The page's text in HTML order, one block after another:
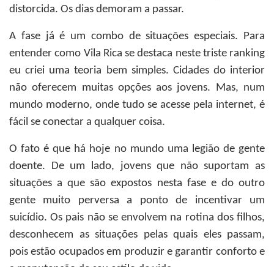
distorcida. Os dias demoram a passar.
A fase já é um combo de situações especiais. Para
entender como Vila Rica se destaca neste triste ranking
eu criei uma teoria bem simples. Cidades do interior
não oferecem muitas opções aos jovens. Mas, num
mundo moderno, onde tudo se acesse pela internet, é
fácil se conectar a qualquer coisa.
O fato é que há hoje no mundo uma legião de gente
doente. De um lado, jovens que não suportam as
situações a que são expostos nesta fase e do outro
gente muito perversa a ponto de incentivar um
suicídio. Os pais não se envolvem na rotina dos filhos,
desconhecem as situações pelas quais eles passam,
pois estão ocupados em produzir e garantir conforto e